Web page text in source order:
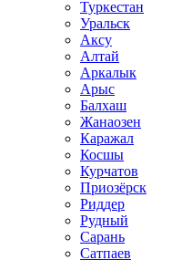
Туркестан
Уральск
Аксу
Алтай
Аркалык
Арыс
Балхаш
Жанаозен
Каражал
Косшы
Курчатов
Приозёрск
Риддер
Рудный
Сарань
Сатпаев